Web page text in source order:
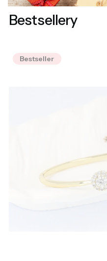
Bestsellery
Bestseller